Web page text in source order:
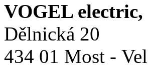
VOGEL electric,
Dělnická 20
434 01 Most -